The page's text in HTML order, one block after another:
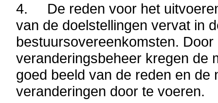
4. De reden voor het
van de doelstellingen vervat in
bestuursovereenkomsten.
veranderingsbeheer kregen de
goed beeld van de reden en
veranderingen door te voeren.